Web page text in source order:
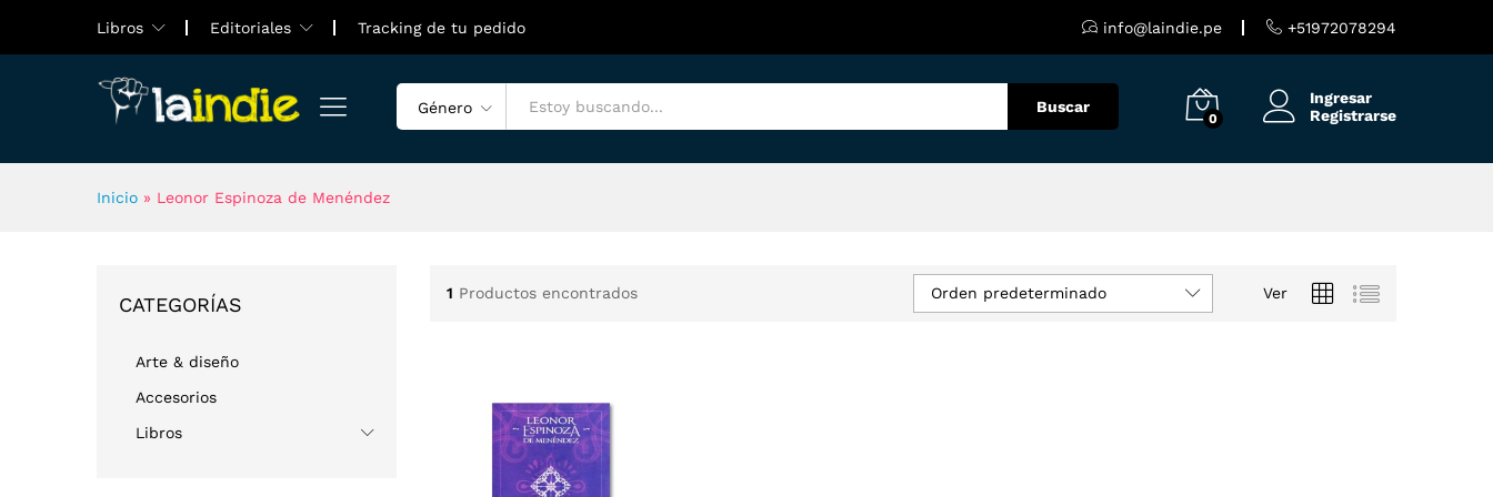
Libros Editoriales Tracking de tu pedido info@laindie.pe +51972078294
Género Buscar
0
Ingresar
Registrarse
Inicio » Leonor Espinoza de Menéndez
1 Productos encontrados Ver
Orden predeterminado
CATEGORÍAS
Arte & diseño
Accesorios
Libros